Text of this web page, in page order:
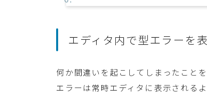
エディタ内で型エラーを
何か間違いを起こしてしまったこと
エラーは常時エディタに表示されるよ